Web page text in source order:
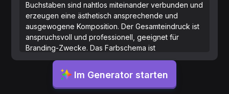
Buchstaben sind nahtlos miteinander verbunden und
erzeugen eine ästhetisch ansprechende und
ausgewogene Komposition. Der Gesamteindruck ist
anspruchsvoll und professionell, geeignet für
Branding-Zwecke. Das Farbschema ist
monochromatisch und verwendet überwiegend
Schwarz auf weißem Hintergrund.
Im Generator starten